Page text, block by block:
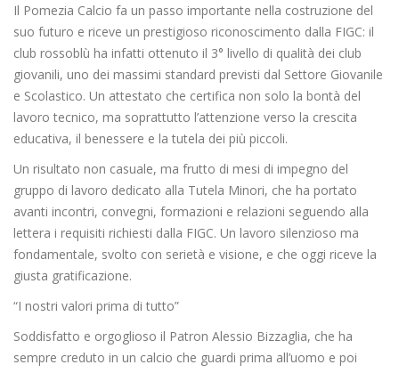
Il Pomezia Calcio fa un passo importante nella costruzione del
suo futuro e riceve un prestigioso riconoscimento dalla FIGC: il
club rossoblù ha infatti ottenuto il 3° livello di qualità dei club
giovanili, uno dei massimi standard previsti dal Settore Giovanile
e Scolastico. Un attestato che certifica non solo la bontà del
lavoro tecnico, ma soprattutto l’attenzione verso la crescita
educativa, il benessere e la tutela dei più piccoli.
Un risultato non casuale, ma frutto di mesi di impegno del
gruppo di lavoro dedicato alla Tutela Minori, che ha portato
avanti incontri, convegni, formazioni e relazioni seguendo alla
lettera i requisiti richiesti dalla FIGC. Un lavoro silenzioso ma
fondamentale, svolto con serietà e visione, e che oggi riceve la
giusta gratificazione.
“I nostri valori prima di tutto”
Soddisfatto e orgoglioso il Patron Alessio Bizzaglia, che ha
sempre creduto in un calcio che guardi prima all’uomo e poi